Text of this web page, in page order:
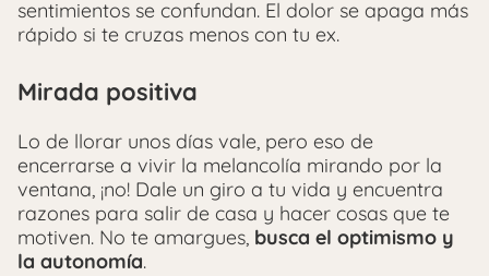
sentimientos se confundan. El dolor se apaga más
rápido si te cruzas menos con tu ex.
Mirada positiva
Lo de llorar unos días vale, pero eso de
encerrarse a vivir la melancolía mirando por la
ventana, ¡no! Dale un giro a tu vida y encuentra
razones para salir de casa y hacer cosas que te
motiven. No te amargues, busca el optimismo y
la autonomía.